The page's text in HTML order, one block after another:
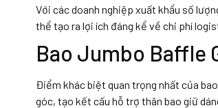
Với các doanh nghiệp xuất khẩu số
thể tạo ra lợi ích đáng kể về chi phí
Bao Jumbo Baffle
Điểm khác biệt quan trọng nhất của
góc, tạo kết cấu hỗ trợ thân bao giữ